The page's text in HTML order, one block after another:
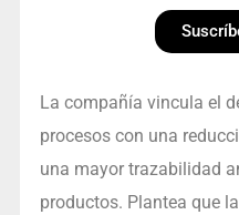
La compañía vincula el
procesos con una
una mayor trazabilidad
productos. Plantea que